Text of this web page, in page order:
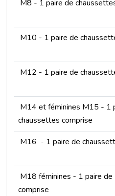
M8 - 1 paire de
M10 - 1 paire de
M12 - 1 paire de
M14 et féminines M15 - 1
chaussettes comprise
M16 - 1 paire de
M18 féminines - 1 paire de
comprise